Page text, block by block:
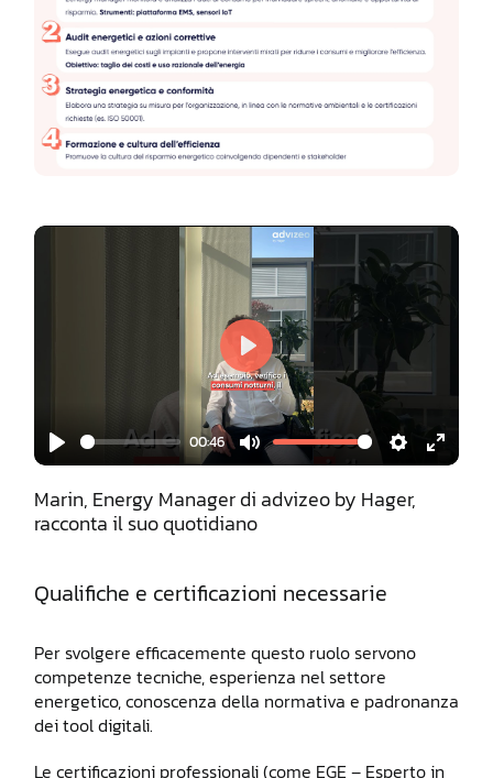
Play
00:46
Mute Settings
Enter
Play
Marin, Energy Manager di advizeo by Hager,
racconta il suo quotidiano
Qualifiche e certificazioni necessarie
Per svolgere efficacemente questo ruolo servono
competenze tecniche, esperienza nel settore
energetico, conoscenza della normativa e padronanza
dei tool digitali.
Le certificazioni professionali (come EGE – Esperto in